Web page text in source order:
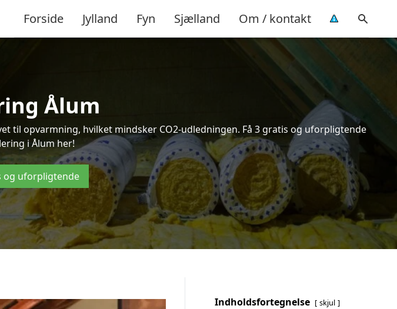
Forside Jylland Fyn Sjælland Om / kontakt
Ålum
opvarmning, hvilket mindsker CO2-udledningen. Få 3 gratis og uforpligtende
i Ålum her!
og uforpligtende
Indholdsfortegnelse skjul